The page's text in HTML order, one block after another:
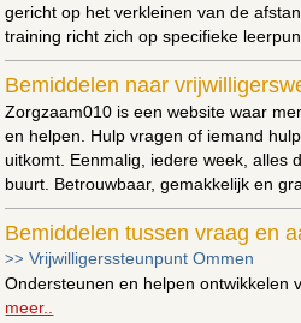
gericht op het verkleinen van de
training richt zich op specifieke
Bemiddelen naar
Zorgzaam010 is een website waar
en helpen. Hulp vragen of iemand
uitkomt. Eenmalig, iedere week, alles
buurt. Betrouwbaar, gemakkelijk en
Bemiddelen tussen vraag en
>>Vrijwilligerssteunpunt Ommen
Ondersteunen en helpen ontwikkelen
meer..